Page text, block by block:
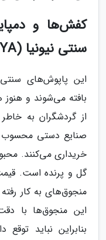
کفش‌ها و
سنتی نیونیا (NYONYA)
این پاپوش‌های
بافته می‌شوند و هنوز
از گردشگران به
صنایع دستی محسوب
خریداری می‌کنند.
گل و پرنده است.
منجوق‌های به کار
این منجوق‌ها با
بنابراین نباید